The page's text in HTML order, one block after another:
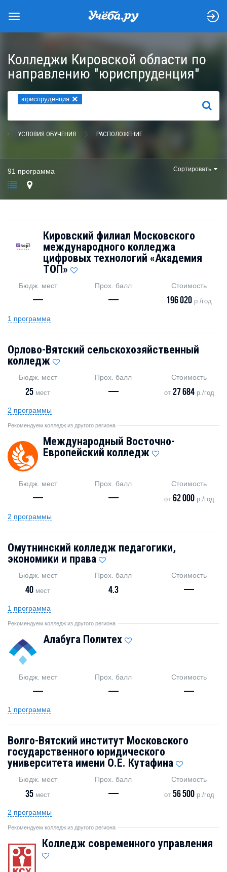
Колледжи Кировской области по
направлению "юриспруденция"
юриспруденция ×
НАЙТИ
УСЛОВИЯ ОБУЧЕНИЯ РАСПОЛОЖЕНИЕ
91 программа Сортировать
Кировский филиал Московского
международного колледжа
цифровых технологий «Академия
ТОП»
Бюдж. мест
—
Прох. балл
—
Стоимость
196 020 р./год
1 программа
Орлово-Вятский сельскохозяйственный
колледж
Бюдж. мест
25 мест
Прох. балл
—
Стоимость
от 27 684р./год
2 программы
Рекомендуем колледж из другого региона
Международный Восточно-
Европейский колледж
Бюдж. мест
—
Прох. балл
—
Стоимость
от 62 000р./год
2 программы
Омутнинский колледж педагогики,
экономики и права
Бюдж. мест
40 мест
Прох. балл
4.3
Стоимость
—
1 программа
Рекомендуем колледж из другого региона
Алабуга Политех
Бюдж. мест
—
Прох. балл
—
Стоимость
—
1 программа
Волго-Вятский институт Московского
государственного юридического
университета имени О.Е. Кутафина
Бюдж. мест
35 мест
Прох. балл
—
Стоимость
от 56 500р./год
2 программы
Рекомендуем колледж из другого региона
Колледж современного управления